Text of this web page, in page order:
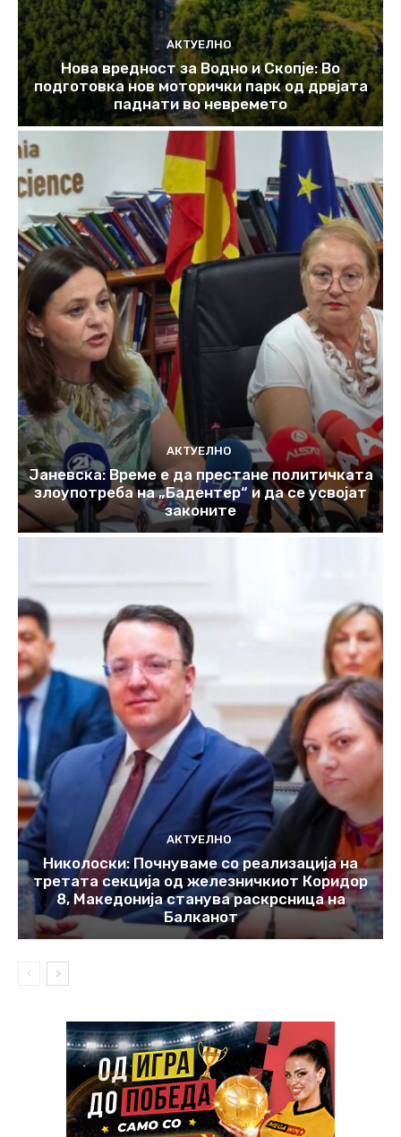
АКТУЕЛНО
Нова вредност за Водно и Скопје: Во
подготовка нов моторички парк од дрвјата
паднати во невремето
АКТУЕЛНО
Јаневска: Време е да престане политичката
злоупотреба на „Бадентер“ и да се усвојат
законите
АКТУЕЛНО
Николоски: Почнуваме со реализација на
третата секција од железничкиот Коридор
8, Македонија станува раскрсница на
Балканот